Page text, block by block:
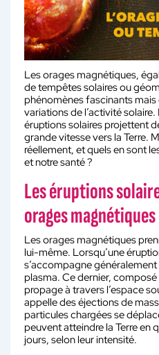
Les orages magnétiques,
de tempêtes solaires ou
phénomènes fascinants
variations de l’activité
éruptions solaires projettent
grande vitesse vers la Terre.
réellement, et quels en sont
et notre santé ?
Les éruptions
orages magnétiques
Les orages magnétiques
lui-même. Lorsqu’une
s’accompagne généralement
plasma. Ce dernier, composé
propage à travers l’espace
appelle des éjections de
particules chargées se
peuvent atteindre la Terre en
jours, selon leur intensité.